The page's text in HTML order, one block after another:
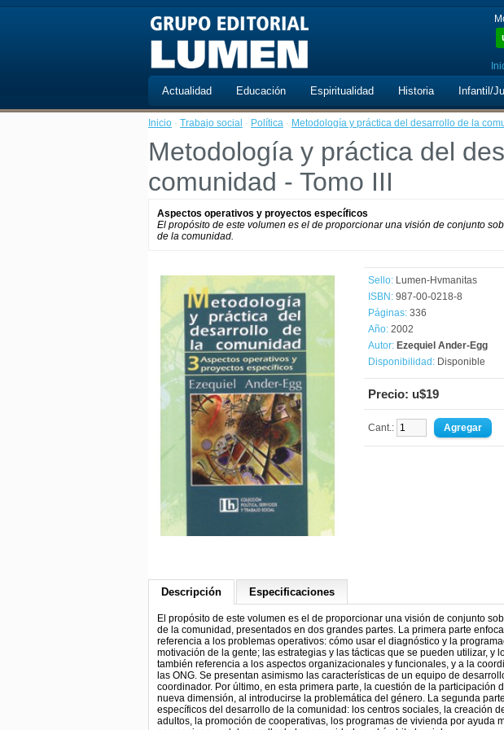
Actualidad Educación Espiritualidad Historia Infantil/
Inicio · Trabajo social · Política · Metodología y práctica del desarrollo de la
Metodología y práctica del
comunidad - Tomo III
Aspectos operativos y proyectos específicos
El propósito de este volumen es el de proporcionar una visión de conjunto
de la comunidad.
Sello: Lumen-Hvmanitas
ISBN: 987-00-0218-8
Páginas: 336
Año: 2002
Autor: Ezequiel Ander-Egg
Disponibilidad: Disponible
Precio: u$19
Cant.:
Descripción Especificaciones
El propósito de este volumen es el de proporcionar una visión de conjunto
de la comunidad, presentados en dos grandes partes. La primera parte
referencia a los problemas operativos: cómo usar el diagnóstico y la
motivación de la gente; las estrategias y las tácticas que se pueden utilizar, y
también referencia a los aspectos organizacionales y funcionales, y a la
las ONG. Se presentan asimismo las características de un equipo de
coordinador. Por último, en esta primera parte, la cuestión de la
nueva dimensión, al introducirse la problemática del género. La segunda
específicos del desarrollo de la comunidad: los centros sociales, la creación
adultos, la promoción de cooperativas, los programas de vivienda por ayuda